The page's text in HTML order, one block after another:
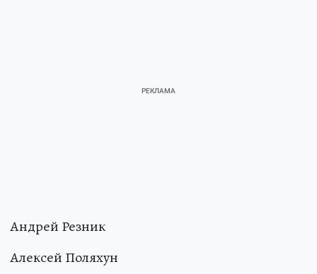
Андрей Резник
Алексей Поляхун